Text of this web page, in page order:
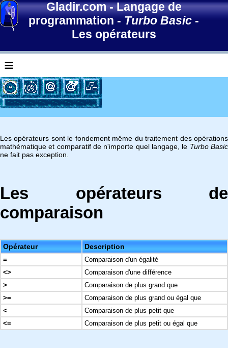
Gladir.com-Langage de
programmation - Turbo Basic -
Les opérateurs
≡
Les opérateurs sont le fondement même du traitement des opérations
mathématique et comparatif de n'importe quel langage, le Turbo Basic
ne fait pas exception.
Les opérateurs de
comparaison
Opérateur Description
=
Comparaison d'un égalité
<>
Comparaison d'une différence
>
Comparaison de plus grand que
>=
Comparaison de plus grand ou égal que
<
Comparaison de plus petit que
<=
Comparaison de plus petit ou égal que